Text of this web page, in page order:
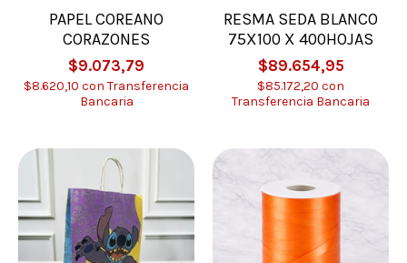
PAPEL COREANO
CORAZONES
$9.073,79
$8.620,10 con Transferencia
Bancaria
RESMA SEDA BLANCO
75X100 X 400HOJAS
$89.654,95
$85.172,20 con
Transferencia Bancaria